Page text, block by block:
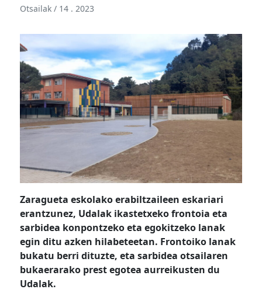
Otsailak / 14 . 2023
Zaragueta eskolako erabiltzaileen eskariari
erantzunez, Udalak ikastetxeko frontoia eta
sarbidea konpontzeko eta egokitzeko lanak
egin ditu azken hilabeteetan. Frontoiko lanak
bukatu berri dituzte, eta sarbidea otsailaren
bukaerarako prest egotea aurreikusten du
Udalak.